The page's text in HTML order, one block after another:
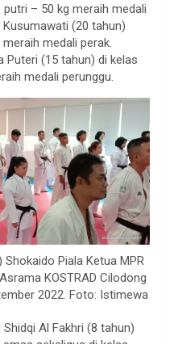
– 50 kg meraih medali
Kusumawati (20 tahun)
medali perak.
Puteri (15 tahun) di kelas
medali perunggu.
Piala Ketua MPR
KOSTRAD Cilodong
2022. Foto: Istimewa
Al Fakhri (8 tahun)